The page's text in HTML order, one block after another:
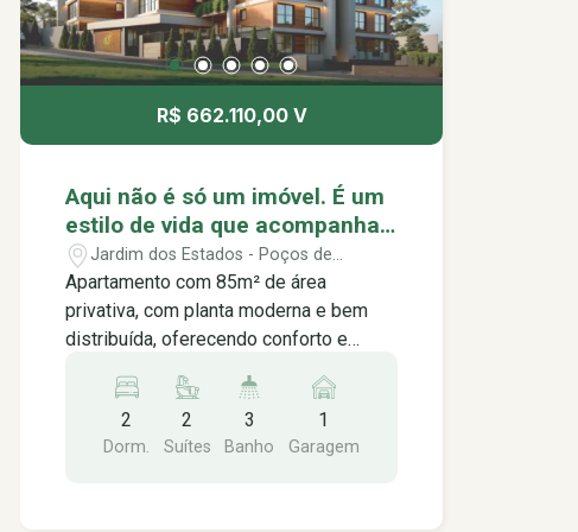
R$ 662.110,00 V
Aqui não é só um imóvel. É um
estilo de vida que acompanha
o seu ritmo. Music Residence,
viva no seu melhor ritmo.
Jardim dos Estados - Poços de
Caldas/MG
Apartamento com 85m² de área
privativa, com planta moderna e bem
distribuída, oferecendo conforto e
imóvel conta com 2 suítes, lavabo, sala
integrada com a cozinha,
proporcionando um ambiente prático,
2
Dorm.
2
Suítes
3
Banho
1
Garagem